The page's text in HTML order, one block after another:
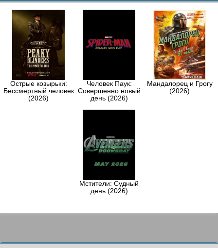
Острые козырьки:
Бессмертный человек
(2026)
Человек Паук:
Совершенно новый
день (2026)
Мандалорец и Грогу
(2026)
Мстители: Судный
день (2026)